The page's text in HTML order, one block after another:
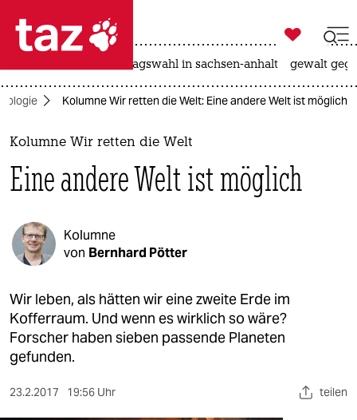
 taz zahl ich
taz zahl ich
themen
politik
öko
gesellschaft
kultur
sport
berlin
nord

taz zahl ich
landtagswahl in sachsen-anhalt gewalt
Kolumne Wir retten die Welt: Eine andere Welt ist möglich
Kolumne Wir retten die Welt
Eine andere Welt ist möglich
Kolumne
von Bernhard Pötter
Wir leben, als hätten wir eine zweite Erde im
Kofferraum. Und wenn es wirklich so wäre?
Forscher haben sieben passende Planeten
gefunden.
23.2.2017 19:56 Uhr teilen